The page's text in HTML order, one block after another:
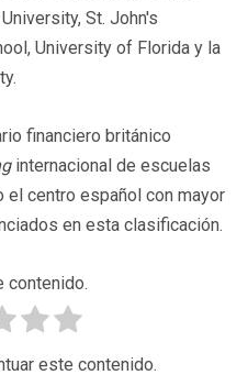
St. John's
University of Florida y la
financiero británico
internacional de escuelas
centro español con mayor
en esta clasificación.
contenido.
este contenido.